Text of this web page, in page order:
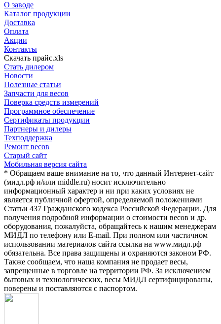
О заводе
Каталог продукции
Доставка
Оплата
Акции
Контакты
Скачать прайс.xls
Стать дилером
Новости
Полезные статьи
Запчасти для весов
Поверка средств измерений
Программное обеспечение
Сертификаты продукции
Партнеры и дилеры
Техподдержка
Ремонт весов
Старый сайт
Мобильная версия сайта
* Обращаем ваше внимание на то, что данный Интернет-сайт
(мидл.рф и/или middle.ru) носит исключительно
информационный характер и ни при каких условиях не
является публичной офертой, определяемой положениями
Статьи 437 Гражданского кодекса Российской Федерации. Для
получения подробной информации о стоимости весов и др.
оборудования, пожалуйста, обращайтесь к нашим менеджерам
МИДЛ по телефону или E-mail. При полном или частичном
использовании материалов сайта ссылка на www.мидл.рф
обязательна. Все права защищены и охраняются законом РФ.
Также сообщаем, что наша компания не продает весы,
запрещенные в торговле на территории РФ. За исключением
бытовых и технологических, весы МИДЛ сертифицированы,
поверены и поставляются с паспортом.